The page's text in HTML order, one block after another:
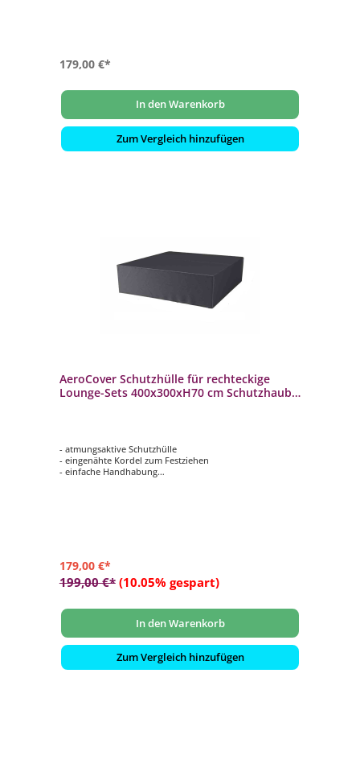
179,00 €*
In den Warenkorb
Zum Vergleich hinzufügen
AeroCover Schutzhülle für rechteckige
Lounge-Sets 400x300xH70 cm Schutzhaube
- atmungsaktive Schutzhülle
- eingenähte Kordel zum Festziehen
- einfache Handhabung
179,00 €*
199,00 €* (10.05% gespart)
In den Warenkorb
Zum Vergleich hinzufügen